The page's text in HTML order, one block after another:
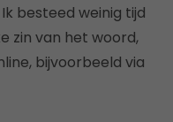
besteed weinig tijd
zin van het woord,
bijvoorbeeld via